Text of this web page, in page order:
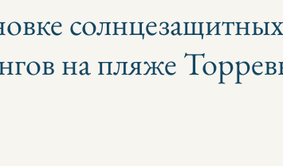
солнцезащитных
на пляже